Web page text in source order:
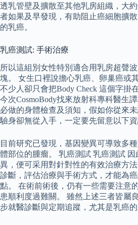
透乳管壁及擴散至其他乳房組織，大
者如果及早發現，有助阻止癌細胞擴
的乳癌。
乳癌測試: 手術治療
所以這組別女性特別適合用乳房超聲
塊。 女生口裡說擔心乳癌、卵巢癌或
不少人卻只會把Body Check 這個字掛
今次CosmoBody找來放射科專科醫生
必做的身體檢查及須知，假如你從來
驗身卻無從入手，一定要先留意以下資
目前研究已發現，基因變異可導致多
體部位的腫瘤。 乳癌測試 乳癌測試
異，便可采用對針對性的有效治療方
診斷，評估治療與手術方式，才能為
點。 在術前術後，仍有一些需要注意
患順利度過難關。 雖然上述三者皆屬
步就醫診斷與定期追蹤，尤其是乳癌的